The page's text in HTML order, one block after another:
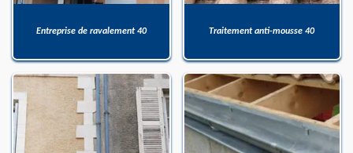
Entreprise de ravalement 40 Traitement anti-mousse 40